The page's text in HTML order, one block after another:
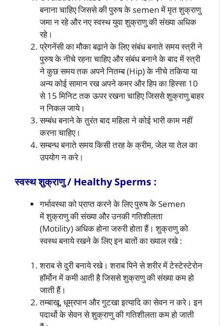
बनाना चाहिए जिससे की पुरुष के semen में मृत शुक्राणु
जमा न रहे और नए स्वस्थ युवा शुक्राणु की संख्या अधिक
रहे।
प्रेगनेंसी का मौका बढ़ाने के लिए संबंध बनाते समय स्त्री ने
पुरुष के नीचे रहना चाहिए और संबंध बनाने के बाद में स्त्री
ने कुछ समय तक अपने नितम्ब (Hip) के नीचे तकिया या
अन्य कोई सामान रख अपने कमर और हिप का हिस्सा 10
से 15 मिनिट तक ऊपर रखना चाहिए जिससे शुक्राणु बाहर
न निकल जाये।
सम्बंध बनाने के तुरंत बाद महिला ने कोई भारी काम नहीं
करना चाहिए।
सम्बन्ध बनाते समय किसी तरह के क्रीम, जेल या तेल का
उपयोग न करे।
स्वस्थ शुक्राणु / Healthy Sperms :
गर्भावस्था को प्राप्त करने के लिए पुरुष के Semen
में शुक्राणु की संख्या और उनकी गतिशीलता
(Motility) अधिक होना जरुरी होता हैं। शुक्राणु को
स्वस्थ बनाये रखने के लिए इन बातों का ख्याल रखे :
शराब से दुरी बनाये रखे। शराब पिने से शरीर में टेस्टेस्टेरोन
हॉर्मोन में कमी आती है जिससे शुक्राणु की संख्या कम हो
जाती हैं।
तम्बाखू, धूम्रपान और गुटखा इत्यादि का सेवन न करे। इन
पदार्थो के सेवन से शुक्राणु की गतिशीलता कम हो जाती